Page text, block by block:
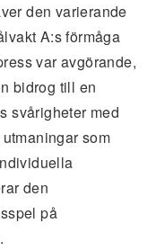
den varierande
A:s förmåga
var avgörande,
bidrog till en
svårigheter med
som
den
på